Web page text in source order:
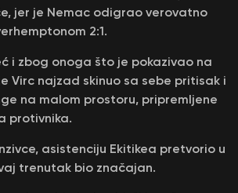
jer je Nemac odigrao verovatno
2:1.
i zbog onoga što je pokazivao na
Virc najzad skinuo sa sebe pritisak i
na malom prostoru, pripremljene
protivnika.
asistenciju Ekitikea pretvorio u
trenutak bio značajan.